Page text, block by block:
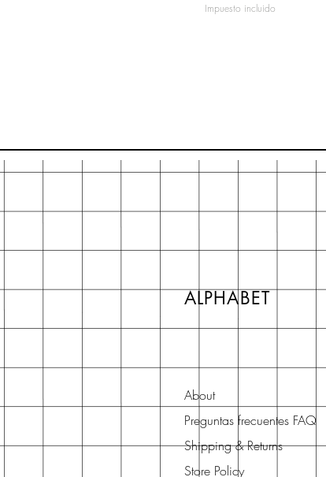
Impuesto incluido
ALPHABET
About
Preguntas frecuentes FAQ
Shipping & Returns
Store Policy